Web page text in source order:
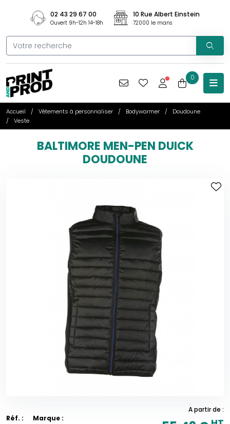
02 43 29 67 00
Ouvert 9h-12h 14-18h
10 Rue Albert Einstein
72000 le mans
0
Accueil Vêtements à personnaliser Bodywarmer
Doudoune
Veste
BALTIMORE MEN-PEN DUICK
DOUDOUNE
Réf. : Marque :
A partir de :